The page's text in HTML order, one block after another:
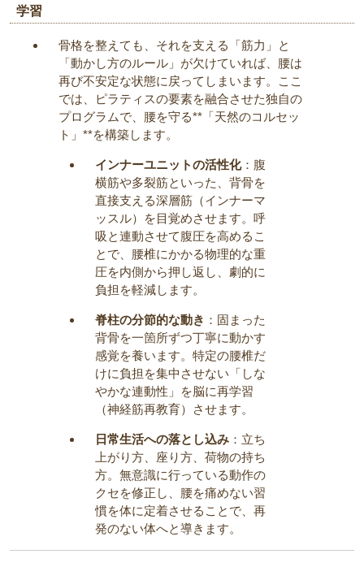
学習
骨格を整えても、それを支える「筋力」と
「動かし方のルール」が欠けていれば、腰は
再び不安定な状態に戻ってしまいます。ここ
では、ピラティスの要素を融合させた独自の
プログラムで、腰を守る**「天然のコルセッ
ト」**を構築します。
インナーユニットの活性化：腹
横筋や多裂筋といった、背骨を
直接支える深層筋（インナーマ
ッスル）を目覚めさせます。呼
吸と連動させて腹圧を高めるこ
とで、腰椎にかかる物理的な重
圧を内側から押し返し、劇的に
負担を軽減します。
脊柱の分節的な動き ：固まった
背骨を一箇所ずつ丁寧に動かす
感覚を養います。特定の腰椎だ
けに負担を集中させない「しな
やかな連動性」を脳に再学習
（神経筋再教育）させます。
日常生活への落とし込み ：立ち
上がり方、座り方、荷物の持ち
方。無意識に行っている動作の
クセを修正し、腰を痛めない習
慣を体に定着させることで、再
発のない体へと導きます。